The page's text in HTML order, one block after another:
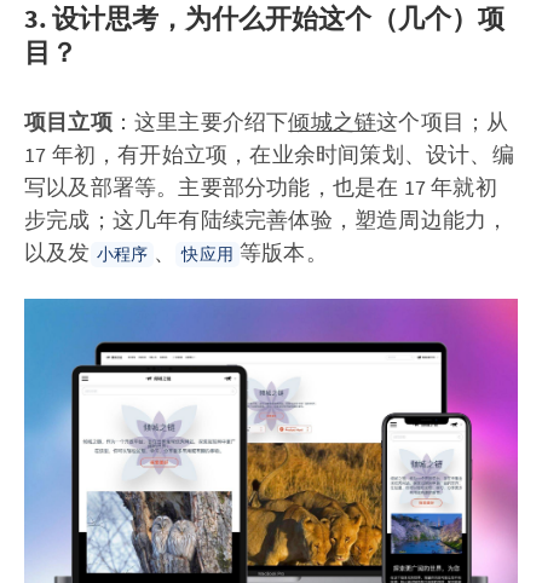
3. 设计思考，为什么开始这个（几个）项
目？
项目立项：这里主要介绍下倾城之链这个项目；从
17 年初，有开始立项，在业余时间策划、设计、编
写以及部署等。主要部分功能，也是在 17 年就初
步完成；这几年有陆续完善体验，塑造周边能力，
以及发 小程序 、 快应用 等版本。